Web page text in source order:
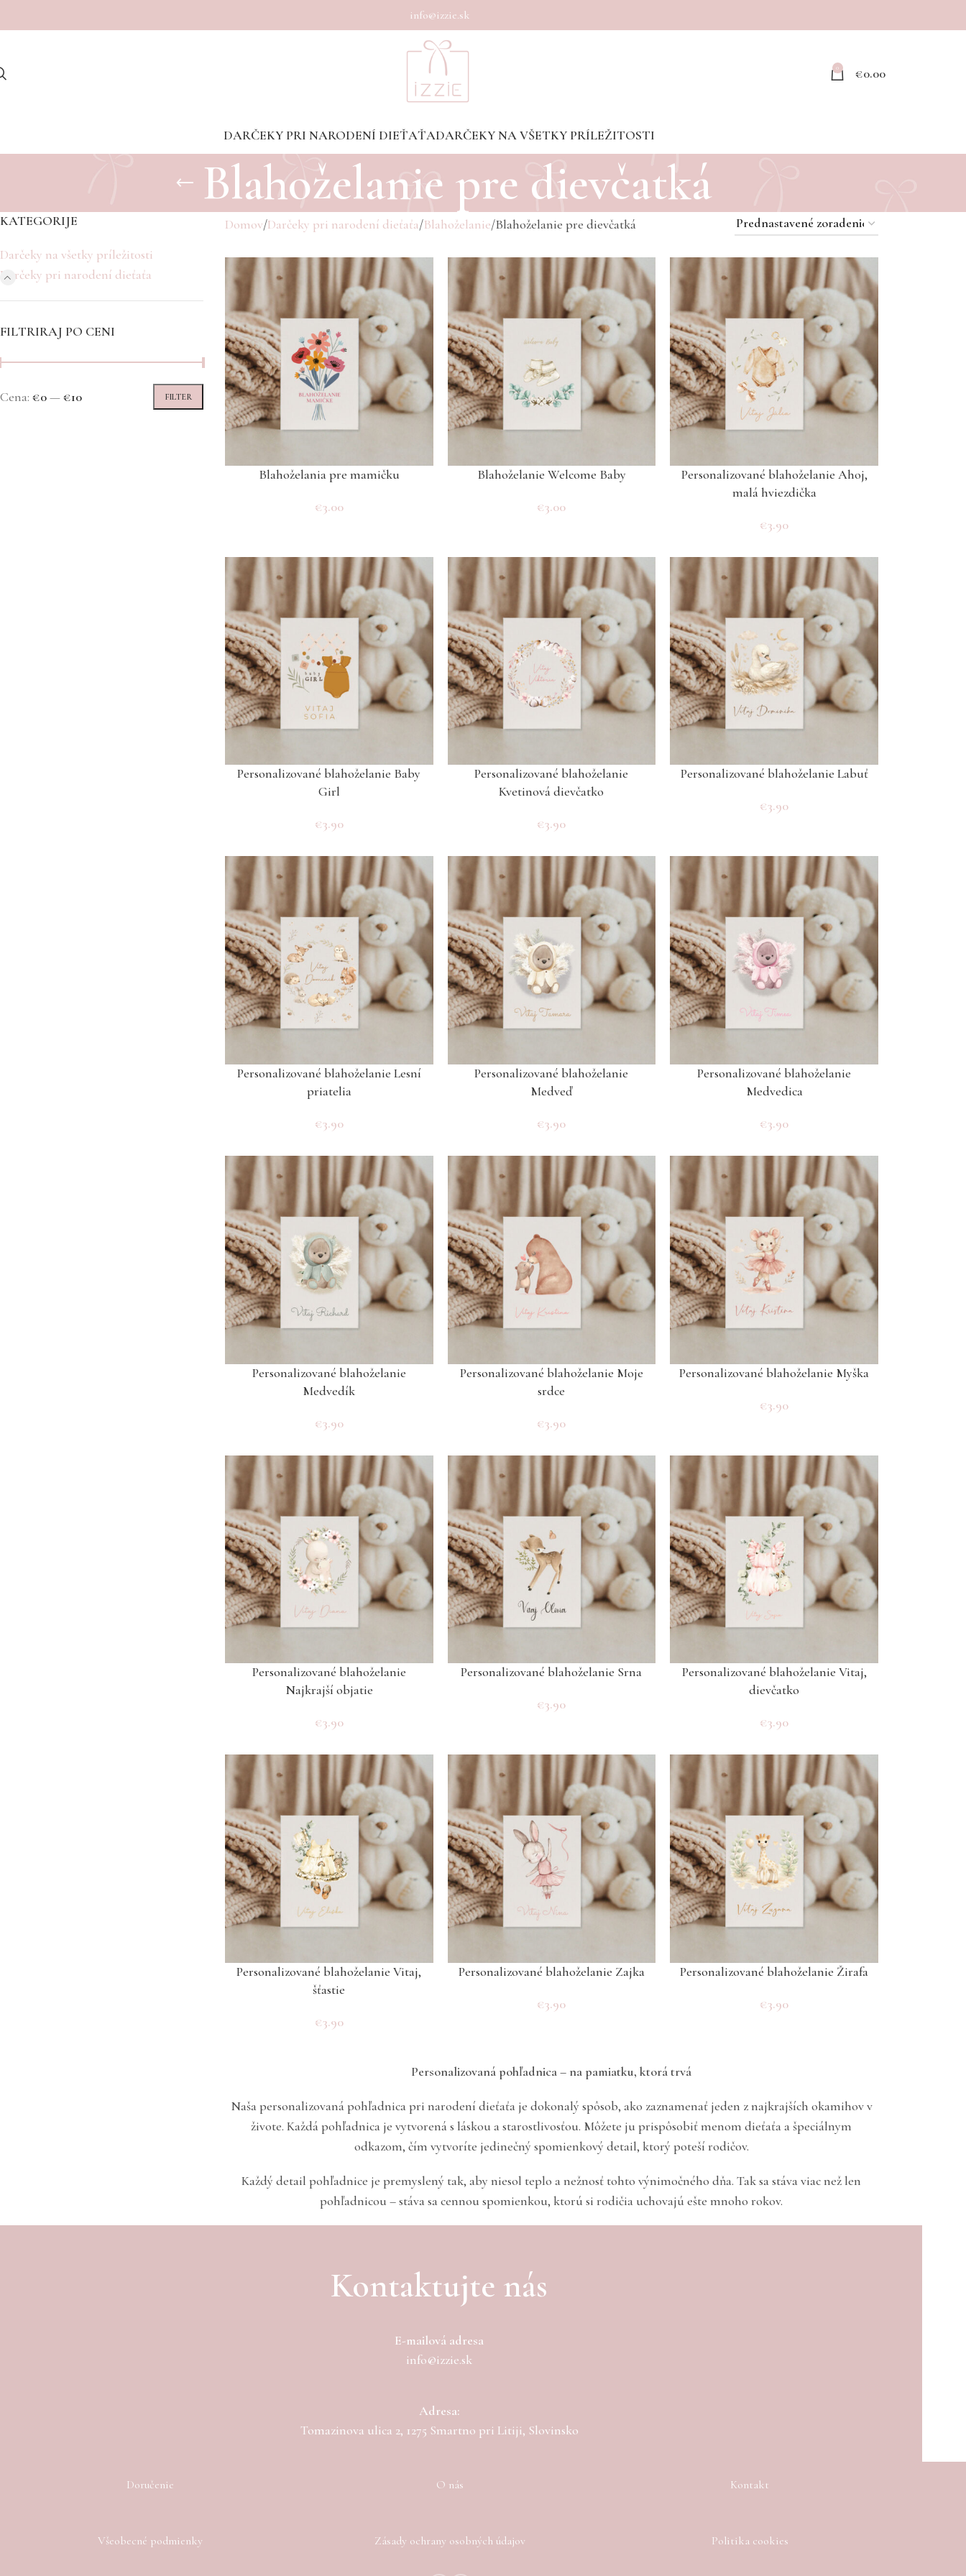
info@izzie.sk
0 €0.00
DARČEKY PRI NARODENÍ DIEŤAŤADARČEKY NA VŠETKY PRÍLEŽITOSTI
Blahoželanie pre dievčatká
KATEGORIJE
Darčeky na všetky príležitosti
Darčeky pri narodení dieťaťa
FILTRIRAJ PO CENI
FILTER
Cena: €0—€10
Domov Darčeky pri narodení dieťaťa Blahoželanie Blahoželanie pre dievčatká
Blahoželania pre mamičku
€3.00
Blahoželanie Welcome Baby
€3.00
Personalizované blahoželanie Ahoj,
malá hviezdička
€3.90
Personalizované blahoželanie Baby
Girl
€3.90
Personalizované blahoželanie
Kvetinová dievčatko
€3.90
Personalizované blahoželanie Labuť
€3.90
Personalizované blahoželanie Lesní
priatelia
€3.90
Personalizované blahoželanie
Medveď
€3.90
Personalizované blahoželanie
Medvedica
€3.90
Personalizované blahoželanie
Medvedík
€3.90
Personalizované blahoželanie Moje
srdce
€3.90
Personalizované blahoželanie Myška
€3.90
Personalizované blahoželanie
Najkrajší objatie
€3.90
Personalizované blahoželanie Srna
€3.90
Personalizované blahoželanie Vitaj,
dievčatko
€3.90
Personalizované blahoželanie Vitaj,
šťastie
€3.90
Personalizované blahoželanie Zajka
€3.90
Personalizované blahoželanie Žirafa
€3.90
Personalizovaná pohľadnica – na pamiatku, ktorá trvá
Naša personalizovaná pohľadnica pri narodení dieťaťa je dokonalý spôsob, ako zaznamenať jeden z najkrajších okamihov v
živote. Každá pohľadnica je vytvorená s láskou a starostlivosťou. Môžete ju prispôsobiť menom dieťaťa a špeciálnym
odkazom, čím vytvoríte jedinečný spomienkový detail, ktorý poteší rodičov.
Každý detail pohľadnice je premyslený tak, aby niesol teplo a nežnosť tohto výnimočného dňa. Tak sa stáva viac než len
pohľadnicou – stáva sa cennou spomienkou, ktorú si rodičia uchovajú ešte mnoho rokov.
Kontaktujte nás
E-mailová adresa
info@izzie.sk
Adresa:
Tomazinova ulica 2, 1275 Smartno pri Litiji, Slovinsko
Doručenie O nás Kontakt
Všeobecné podmienky Zásady ochrany osobných údajov Politika cookies